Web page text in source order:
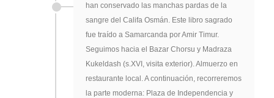
han conservado las manchas pardas de la
sangre del Califa Osmán. Este libro sagrado
fue traído a Samarcanda por Amir Timur.
Seguimos hacia el Bazar Chorsu y Madraza
Kukeldash (s.XVI, visita exterior). Almuerzo en
restaurante local. A continuación, recorreremos
la parte moderna: Plaza de Independencia y